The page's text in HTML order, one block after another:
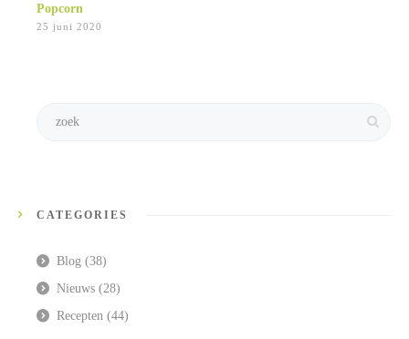
Popcorn
25 juni 2020
CATEGORIES
Blog (38)
Nieuws (28)
Recepten (44)